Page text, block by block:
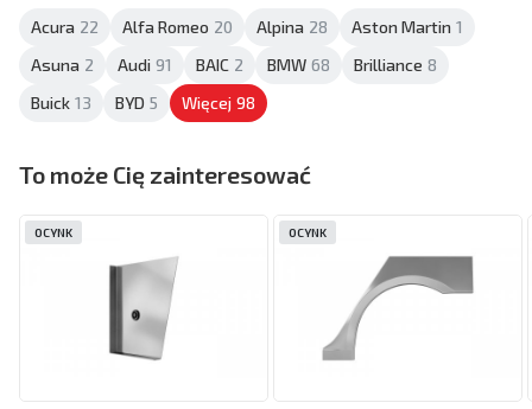
Acura 22 Alfa Romeo 20 Alpina 28 Aston Martin 1
Asuna 2 Audi 91 BAIC 2 BMW 68 Brilliance 8
Buick 13 BYD 5 Więcej 98
To może Cię zainteresować
OCYNK OCYNK